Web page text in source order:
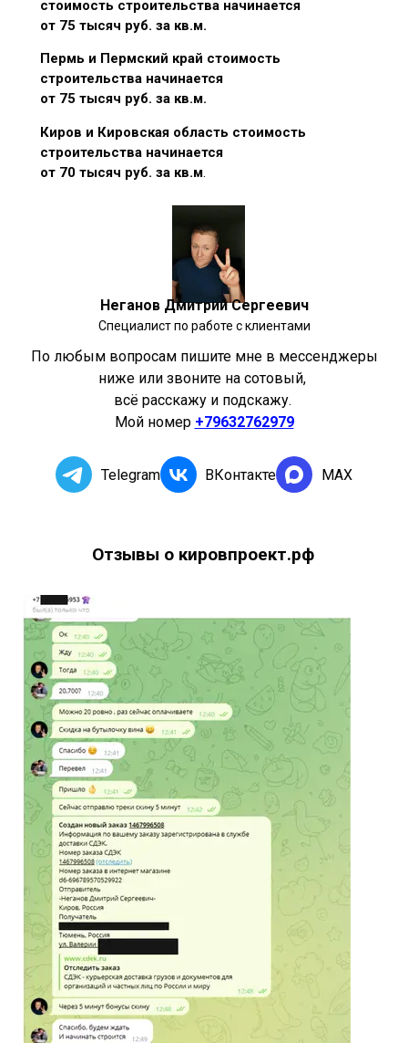
Специалист по работе с клиентами
Telegram ВКонтакте MAX
Неганов Дмитрий Сергеевич
По любым вопросам пишите мне в мессенджеры
ниже или звоните на сотовый,
всё расскажу и подскажу.
Мой номер +79632762979
Киров и Кировская область стоимость
строительства начинается
от 70 тысяч руб. за кв.м.
Пермь и Пермский край стоимость
строительства начинается
от 75 тысяч руб. за кв.м.
стоимость строительства начинается
от 75 тысяч руб. за кв.м.
Отзывы о кировпроект.рф